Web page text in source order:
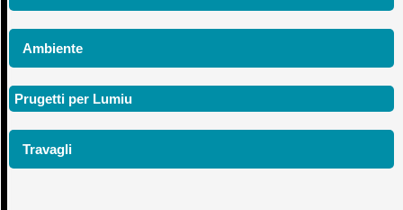
Ambiente
Prugetti per Lumiu
Travagli